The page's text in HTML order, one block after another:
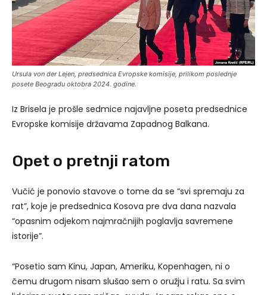
Ursula von der Lejen, predsednica Evropske komisije, prilikom poslednje
posete Beogradu oktobra 2024. godine.
Iz Brisela je prošle sedmice najavljne poseta predsednice
Evropske komisije državama Zapadnog Balkana.
Opet o pretnji ratom
Vučić je ponovio stavove o tome da se “svi spremaju za
rat”, koje je predsednica Kosova pre dva dana nazvala
“opasnim odjekom najmračnijih poglavlja savremene
istorije”.
“Posetio sam Kinu, Japan, Ameriku, Kopenhagen, ni o
čemu drugom nisam slušao sem o oružju i ratu. Sa svim